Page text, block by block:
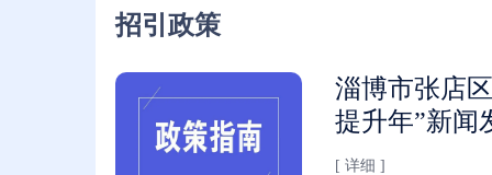
招引政策
淄博市张店
提升年”新闻
[ 详细 ]